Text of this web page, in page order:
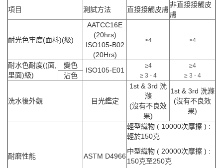
項目 測試方法 直接接觸皮膚
非直接接觸皮
膚
耐光色牢度(面料)(級)
AATCC16E
(20hrs)
ISO105-B02
(20Hrs)
≥4 ≥4
耐水色耐度((面,
里面)級)
變色
ISO105-E01
≥4
≥ 3 - 4
≥4
≥ 3 - 4
沾色
洗水後外觀 目光鑑定
1st & 3rd 洗
滌
(沒有不良效
果)
1st & 3rd 洗滌
(沒有不良效
果)
耐磨性能 ASTM D4966
輕型織物 ( 10000次摩擦 ) :
輕於150克
中型織物 ( 20000次摩擦 ) :
150克至250克